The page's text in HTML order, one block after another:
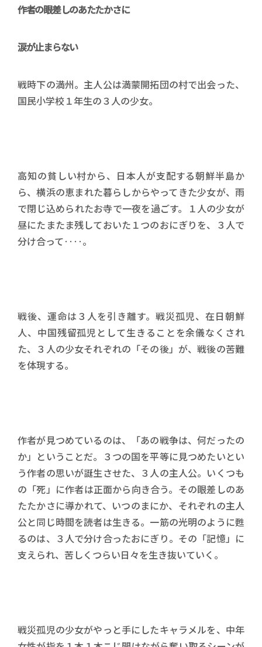
作者の眼差しのあたたかさに
涙が止まらない
戦時下の満州。主人公は満蒙開拓団の村で出会った、
国民小学校１年生の３人の少女。
高知の貧しい村から、日本人が支配する朝鮮半島か
ら、横浜の恵まれた暮らしからやってきた少女が、雨
で閉じ込められたお寺で一夜を過ごす。１人の少女が
昼にたまたま残しておいた１つのおにぎりを、３人で
分け合って‥‥。
戦後、運命は３人を引き離す。戦災孤児、在日朝鮮
人、中国残留孤児として生きることを余儀なくされ
た、３人の少女それぞれの「その後」が、戦後の苦難
を体現する。
作者が見つめているのは、「あの戦争は、何だったの
か」ということだ。３つの国を平等に見つめたいとい
う作者の思いが誕生させた、３人の主人公。いくつも
の「死」に作者は正面から向き合う。その眼差しのあ
たたかさに導かれて、いつのまにか、それぞれの主人
公と同じ時間を読者は生きる。一筋の光明のように甦
るのは、３人で分け合ったおにぎり。その「記憶」に
支えられ、苦しくつらい日々を生き抜いていく。
戦災孤児の少女がやっと手にしたキャラメルを、中年